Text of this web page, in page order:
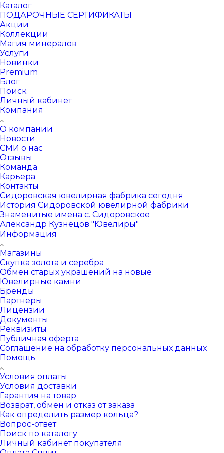
Каталог
ПОДАРОЧНЫЕ СЕРТИФИКАТЫ
Акции
Коллекции
Магия минералов
Услуги
Новинки
Premium
Блог
Поиск
Личный кабинет
Компания
О компании
Новости
СМИ о нас
Отзывы
Команда
Карьера
Контакты
Сидоровская ювелирная фабрика сегодня
История Сидоровской ювелирной фабрики
Знаменитые имена с. Сидоровское
Александр Кузнецов "Ювелиры"
Информация
Магазины
Скупка золота и серебра
Обмен старых украшений на новые
Ювелирные камни
Бренды
Партнеры
Лицензии
Документы
Реквизиты
Публичная оферта
Соглашение на обработку персональных данных
Помощь
Условия оплаты
Условия доставки
Гарантия на товар
Возврат, обмен и отказ от заказа
Как определить размер кольца?
Вопрос-ответ
Поиск по каталогу
Личный кабинет покупателя